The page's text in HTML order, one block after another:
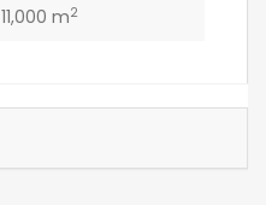
11,000 m2